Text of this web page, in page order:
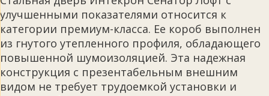
улучшенными показателями относится к
категории премиум-класса. Ее короб выполнен
из гнутого утепленного профиля, обладающего
повышенной шумоизоляцией. Эта надежная
конструкция с презентабельным внешним
видом не требует трудоемкой установки и